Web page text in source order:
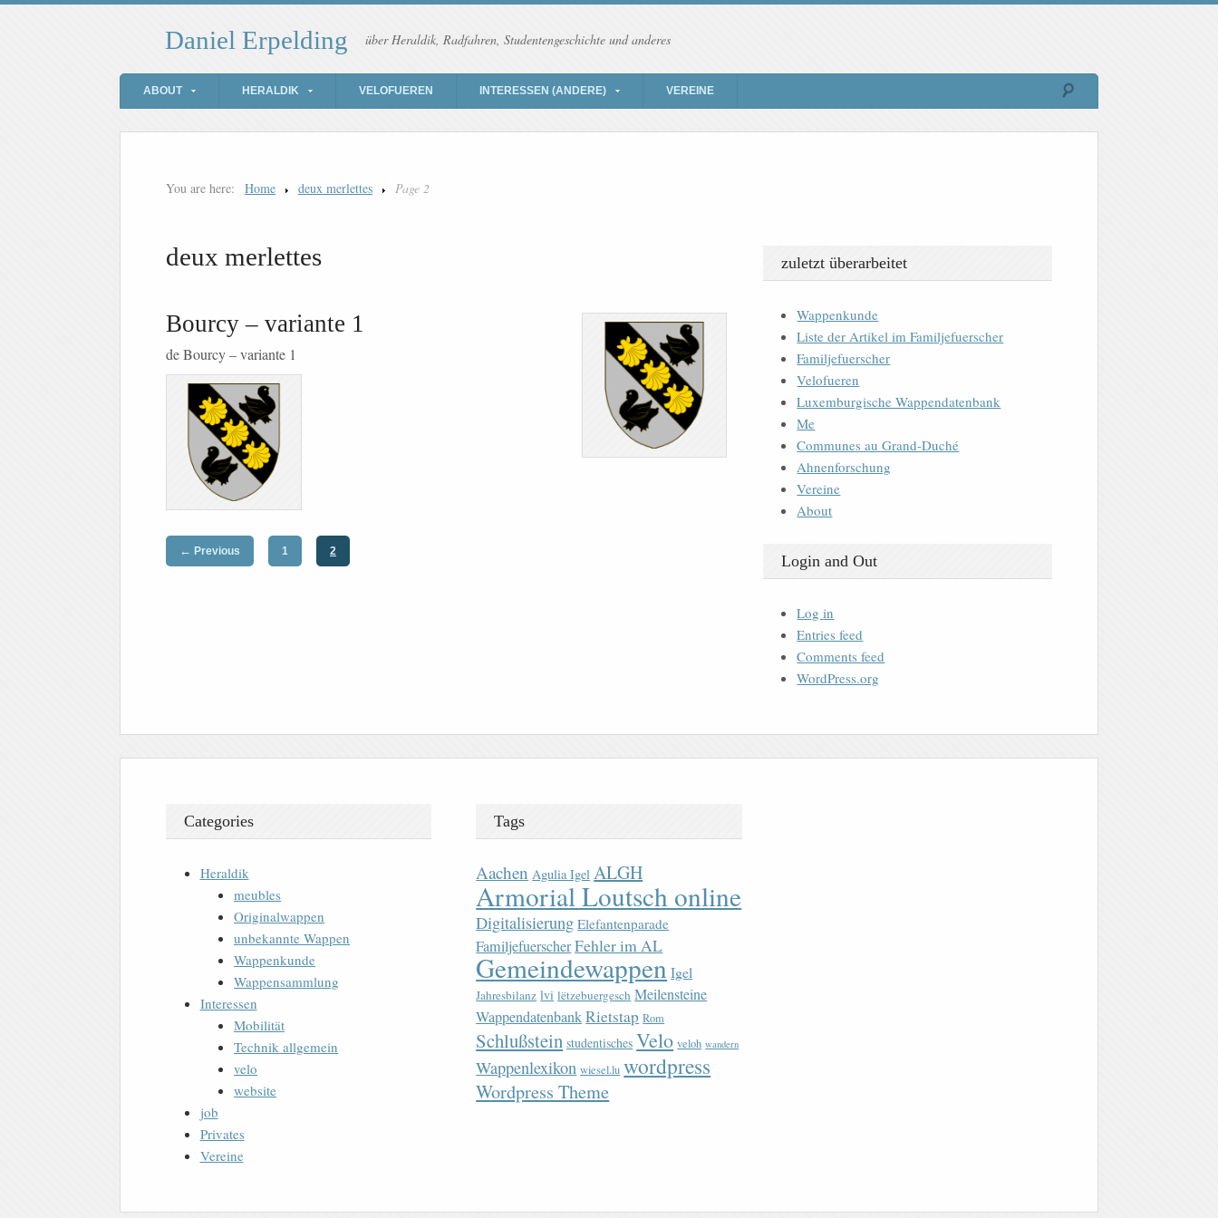
Daniel Erpelding über Heraldik, Radfahren, Studentengeschichte und anderes
ABOUT HERALDIK VELOFUEREN INTERESSEN (ANDERE) VEREINE
You are here: Home deux merlettes Page 2
deux merlettes
Bourcy – variante 1
de Bourcy – variante 1
← Previous 1 2
zuletzt überarbeitet
Wappenkunde
Liste der Artikel im Familjefuerscher
Familjefuerscher
Velofueren
Luxemburgische Wappendatenbank
Me
Communes au Grand-Duché
Ahnenforschung
Vereine
About
Login and Out
Log in
Entries feed
Comments feed
WordPress.org
Categories
Heraldik
meubles
Originalwappen
unbekannte Wappen
Wappenkunde
Wappensammlung
Interessen
Mobilität
Technik allgemein
velo
website
job
Privates
Vereine
Tags
Aachen Agulia Igel ALGH
Armorial Loutsch online
Digitalisierung Elefantenparade
FamiljefuerscherFehler im AL
Gemeindewappen Igel
Jahresbilanz lvi lëtzebuergesch Meilensteine
WappendatenbankRietstap Rom
Schlußstein studentisches Velo veloh wandern
Wappenlexikon wiesel.lu wordpress
Wordpress Theme